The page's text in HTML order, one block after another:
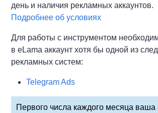
день и наличия рекламных аккаунтов.
Подробнее об условиях
Для работы с инструментом
в eLama аккаунт хотя бы одной из
рекламных систем:
Telegram Ads
Первого числа каждого месяца ваша